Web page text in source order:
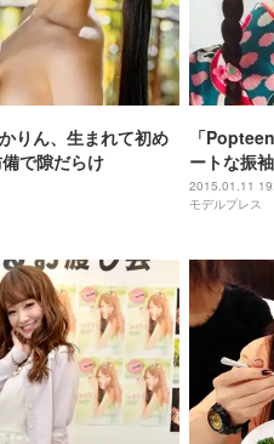
りん、生まれて初め
で隙だらけ
「
ートな振
到着＞
2015.01.11
モデルプレス